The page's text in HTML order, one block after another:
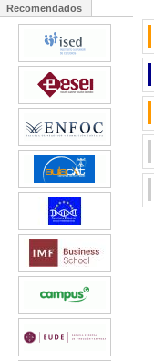
Recomendados